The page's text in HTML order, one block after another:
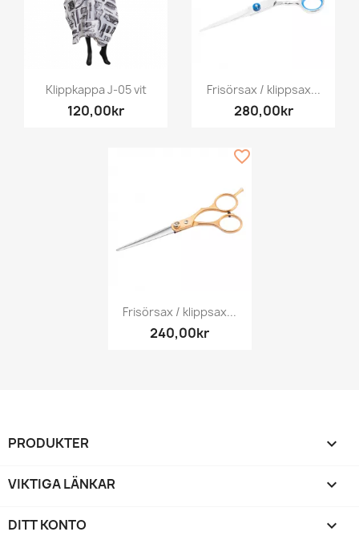
Klippkappa J-05 vit
120,00kr
Frisörsax / klippsax...
280,00kr
Frisörsax / klippsax...
240,00kr
favorite_border
PRODUKTER 
VIKTIGA LÄNKAR 
DITT KONTO 